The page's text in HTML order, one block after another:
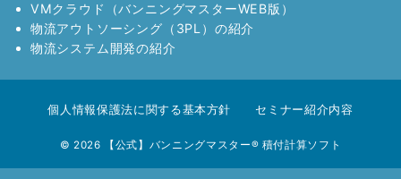
VMクラウド（バンニングマスターWEB版）
物流アウトソーシング（3PL）の紹介
物流システム開発の紹介
個人情報保護法に関する基本方針 セミナー紹介内容
© 2026 【公式】バンニングマスター® 積付計算ソフト